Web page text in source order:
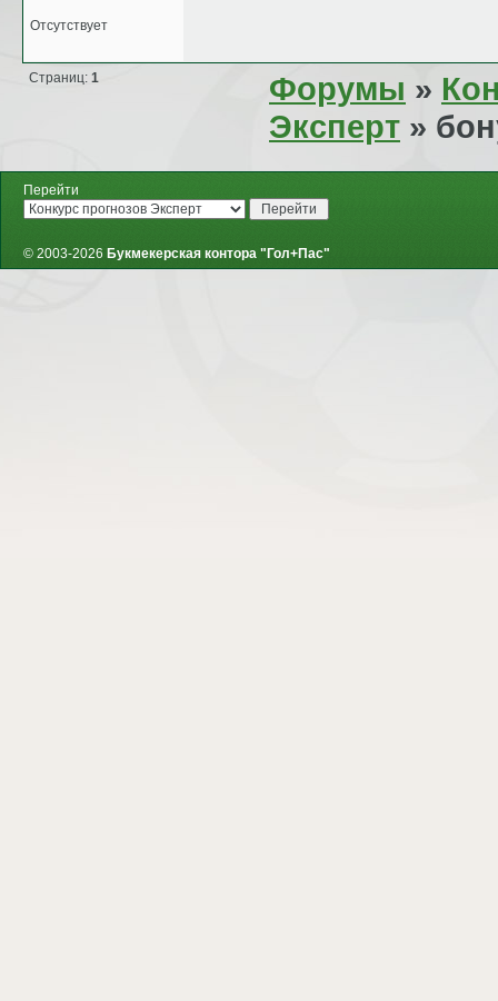
Отсутствует
Страниц: 1 Форумы »
Эксперт »
Перейти
© 2003-2026 Букмекерская контора "Гол+Пас"